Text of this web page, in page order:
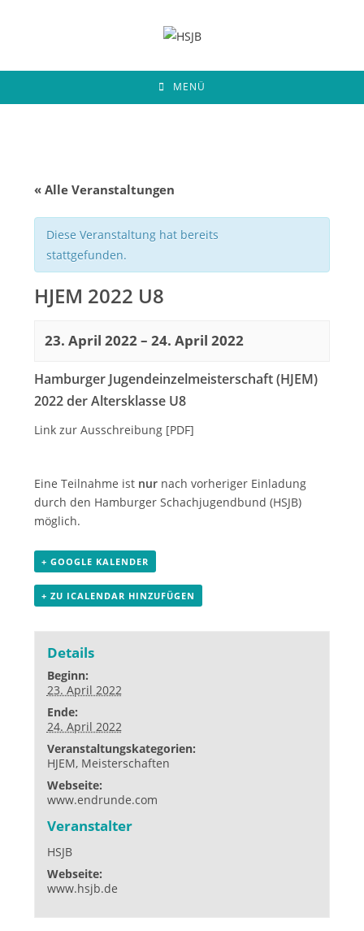
MENÜ
« Alle Veranstaltungen
Diese Veranstaltung hat bereits
stattgefunden.
HJEM 2022 U8
23. April 2022–24. April 2022
Hamburger Jugendeinzelmeisterschaft (HJEM)
2022 der Altersklasse U8
Link zur Ausschreibung [PDF]
Eine Teilnahme ist nur nach vorheriger Einladung
durch den Hamburger Schachjugendbund (HSJB)
möglich.
+ GOOGLE KALENDER
+ ZU ICALENDAR HINZUFÜGEN
Details
Beginn:
23. April 2022
Ende:
24. April 2022
Veranstaltungskategorien:
HJEM, Meisterschaften
Webseite:
www.endrunde.com
Veranstalter
HSJB
Webseite:
www.hsjb.de